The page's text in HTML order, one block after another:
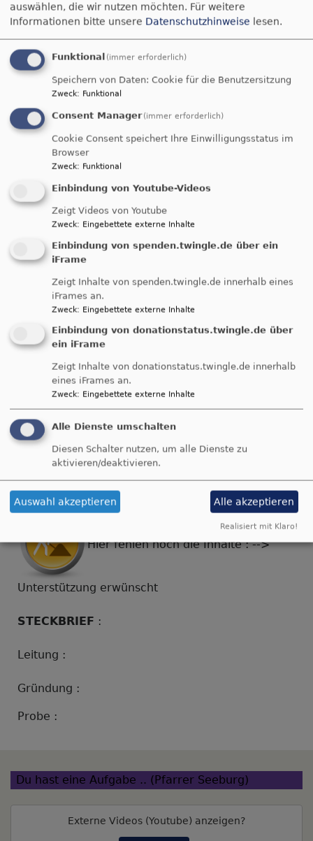
Balgheim Vereinsheim "Zur alten Schule"
So, 23.8.
Gottesdienst, siehe Möttingen und
Grosselfingen
Möttingen-Balgheim St. Aegidius Balgheim
Breadcrumb
Startseite
Unsere lebendige Gemeinde
Kindergottesdienst Möttingen
Kindergottesdienst
Möttingen
Hier fehlen noch die Inhalte : -->
Unterstützung erwünscht
STECKBRIEF :
Leitung :
Gründung :
Probe :
Du hast eine Aufgabe .. (Pfarrer Seeburg)
Externe Videos (Youtube) anzeigen?
auswählen, die wir nutzen möchten. Für weitere
Informationen bitte unsere Datenschutzhinweise lesen.
Funktional (immer erforderlich)
Speichern von Daten: Cookie für die Benutzersitzung
Zweck: Funktional
Consent Manager (immer erforderlich)
Cookie Consent speichert Ihre Einwilligungsstatus im
Browser
Zweck: Funktional
Einbindung von Youtube-Videos
Zeigt Videos von Youtube
Zweck: Eingebettete externe Inhalte
Einbindung von spenden.twingle.de über ein
iFrame
Zeigt Inhalte von spenden.twingle.de innerhalb eines
iFrames an.
Zweck: Eingebettete externe Inhalte
Einbindung von donationstatus.twingle.de über
ein iFrame
Zeigt Inhalte von donationstatus.twingle.de innerhalb
eines iFrames an.
Zweck: Eingebettete externe Inhalte
Alle Dienste umschalten
Diesen Schalter nutzen, um alle Dienste zu
aktivieren/deaktivieren.
Auswahl akzeptieren Alle akzeptieren
Realisiert mit Klaro!